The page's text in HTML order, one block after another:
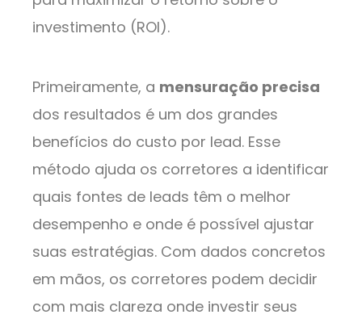
investimento (ROI).
Primeiramente, a mensuração precisa
dos resultados é um dos grandes
benefícios do custo por lead. Esse
método ajuda os corretores a identificar
quais fontes de leads têm o melhor
desempenho e onde é possível ajustar
suas estratégias. Com dados concretos
em mãos, os corretores podem decidir
com mais clareza onde investir seus